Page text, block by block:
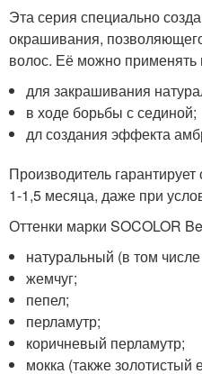
Эта серия специально
окрашивания,
волос. Её можно применять
для закрашивания
в ходе борьбы с сединой;
дл создания эффекта
Производитель гарантирует
1-1,5 месяца, даже при
Оттенки марки SOCOLOR
натуральный (в том
жемчуг;
пепел;
перламутр;
коричневый перламутр;
мокка (также золотистый